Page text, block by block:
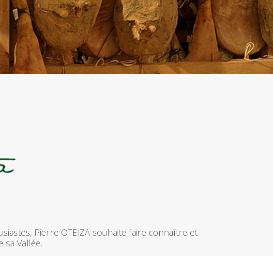
Pierre OTEIZA souhaite faire connaître et
sa Vallée.